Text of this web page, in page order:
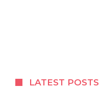
LATEST POSTS